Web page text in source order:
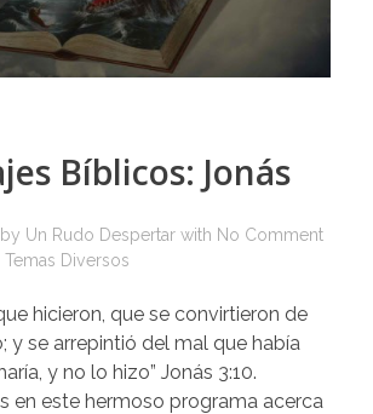
Bíblicos: Jonás
by Un Rudo Despertar with No Comment
Diversos
hicieron, que se convirtieron de
y se arrepintió del mal que había
y no lo hizo” Jonás 3:10.
en este hermoso programa acerca